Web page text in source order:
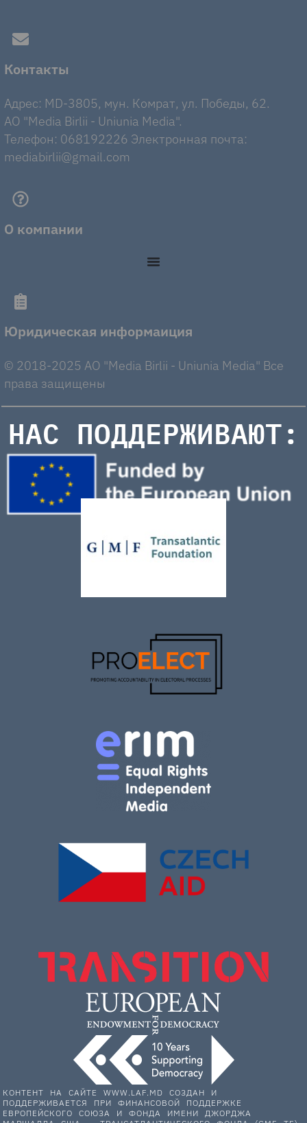
Контакты
Адрес: MD-3805, мун. Комрат, ул. Победы, 62.
AO "Media Birlii - Uniunia Media".
Телефон: 068192226 Электронная почта:
mediabirlii@gmail.com
О компании
Юридическая информаиция
© 2018-2025 AO "Media Birlii - Uniunia Media" Все
права защищены
НАС ПОДДЕРЖИВАЮТ:
КОНТЕНТ НА САЙТЕ WWW.LAF.MD СОЗДАН И
ПОДДЕРЖИВАЕТСЯ ПРИ ФИНАНСОВОЙ ПОДДЕРЖКЕ
ЕВРОПЕЙСКОГО СОЮЗА И ФОНДА ИМЕНИ ДЖОРДЖА